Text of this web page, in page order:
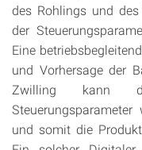
des Rohlings und
der
Eine
und Vorhersage der
Zwilling kann
und somit die